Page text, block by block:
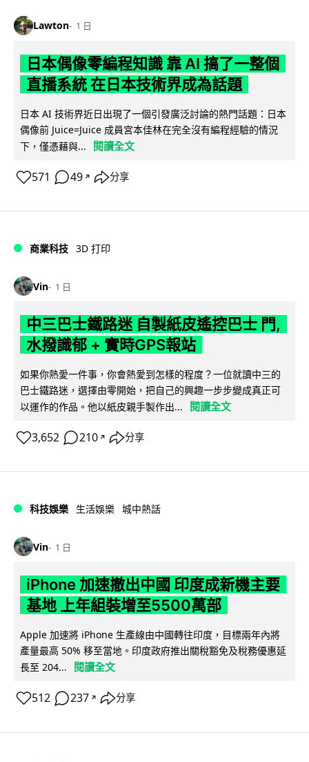
Lawton 1 日
日本偶像零編程知識 靠 AI 搞了一整個
直播系統 在日本技術界成為話題
日本 AI 技術界近日出現了一個引發廣泛討論的熱門話題：日本
偶像前 Juice=Juice 成員宮本佳林在完全沒有編程經驗的情況
下，僅憑藉與...
閱讀全文
571 49 ↗ 分享
商業科技 3D 打印
Vin 1 日
中三巴士鐵路迷 自製紙皮遙控巴士 門,
水撥識郁 + 實時GPS報站
如果你熱愛一件事，你會熱愛到怎樣的程度？一位就讀中三的
巴士鐵路迷，選擇由零開始，把自己的興趣一步步變成真正可
以運作的作品。他以紙皮親手製作出...
閱讀全文
3,652 210 ↗ 分享
科技娛樂 生活娛樂 城中熱話
Vin 1 日
iPhone 加速撤出中國 印度成新機主要
基地 上年組裝增至5500萬部
Apple 加速將 iPhone 生產線由中國轉往印度，目標兩年內將
產量最高 50% 移至當地。印度政府推出關稅豁免及稅務優惠延
長至 204...
閱讀全文
512 237 ↗ 分享